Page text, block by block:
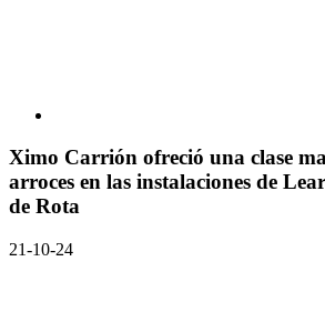
Ximo Carrión ofreció una clase
arroces en las instalaciones de
de Rota
21-10-24